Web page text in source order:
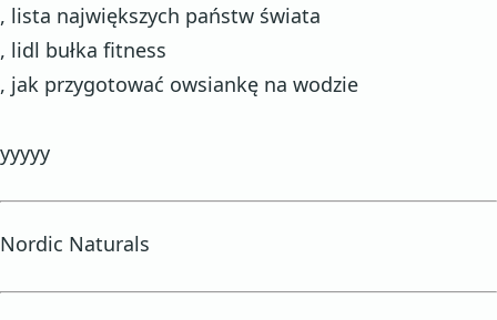
, lista największych państw świata
, lidl bułka fitness
, jak przygotować owsiankę na wodzie
yyyyy
Nordic Naturals